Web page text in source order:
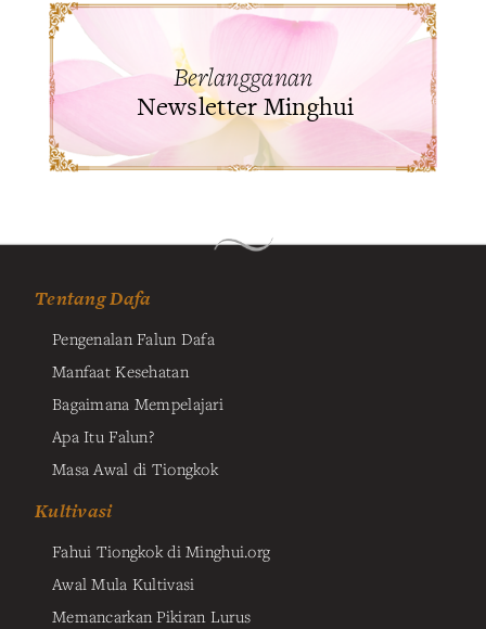
Berlangganan
Newsletter Minghui
Tentang Dafa
Pengenalan Falun Dafa
Manfaat Kesehatan
Bagaimana Mempelajari
Apa Itu Falun?
Masa Awal di Tiongkok
Kultivasi
Fahui Tiongkok di Minghui.org
Awal Mula Kultivasi
Memancarkan Pikiran Lurus